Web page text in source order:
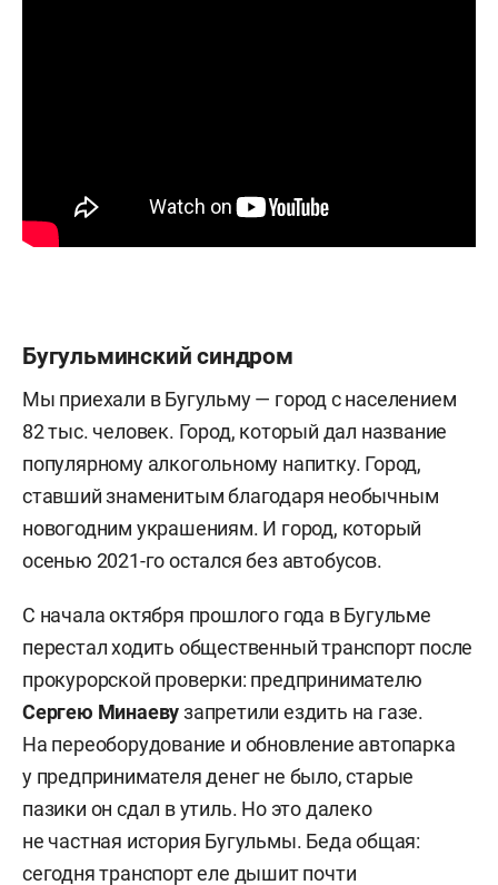
Бугульминский синдром
Мы приехали в Бугульму — город с населением
82 тыс. человек. Город, который дал название
популярному алкогольному напитку. Город,
ставший знаменитым благодаря необычным
новогодним украшениям. И город, который
осенью 2021-го остался без автобусов.
С начала октября прошлого года в Бугульме
перестал ходить общественный транспорт после
прокурорской проверки: предпринимателю
Сергею Минаевузапретили ездить на газе.
На переоборудование и обновление автопарка
у предпринимателя денег не было, старые
пазики он сдал в утиль. Но это далеко
не частная история Бугульмы. Беда общая:
сегодня транспорт еле дышит почти